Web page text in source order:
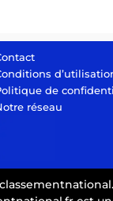
de
réseau